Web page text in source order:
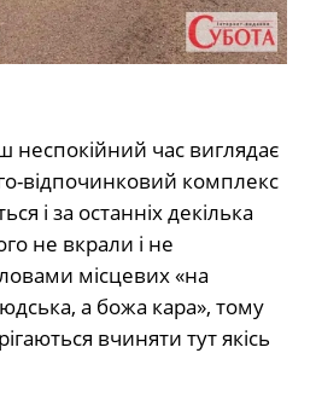
час виглядає
відпочинковий комплекс
і за останніх декілька
не вкрали і не
місцевих «на
а божа кара», тому
вчиняти тут якісь